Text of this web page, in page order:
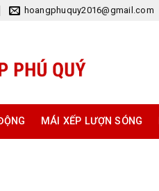
hoangphuquy2016@gmail.com
MÁI XẾP LƯỢN SÓNG